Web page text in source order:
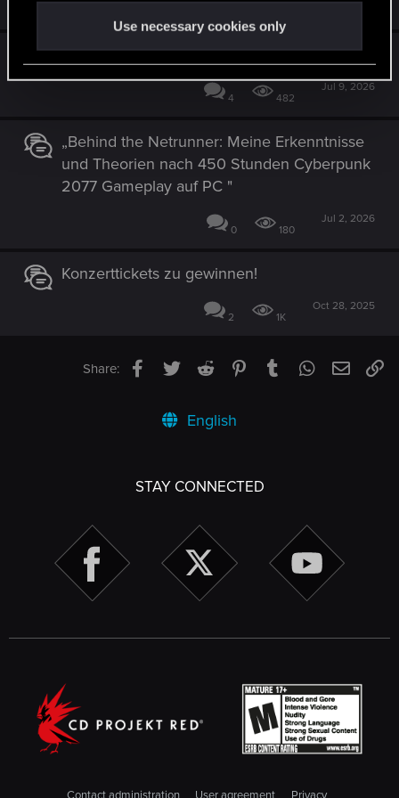
Use necessary cookies only
Summer Game Fest 2026 :-)
4 482
Jul 9, 2026
„Behind the Netrunner: Meine Erkenntnisse
und Theorien nach 450 Stunden Cyberpunk
2077 Gameplay auf PC "
0 180
Jul 2, 2026
Konzerttickets zu gewinnen!
2 1K
Oct 28, 2025
Share: Facebook
TwitterReddit PinterestTumblrWhatsApp
Email
English
STAY CONNECTED